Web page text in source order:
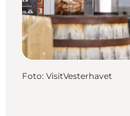
Foto: VisitVesterhavet